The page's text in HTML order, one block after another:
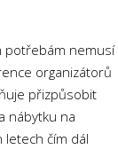
potřebám nemusí
organizátorů
přizpůsobit
nábytku na
letech čím dál